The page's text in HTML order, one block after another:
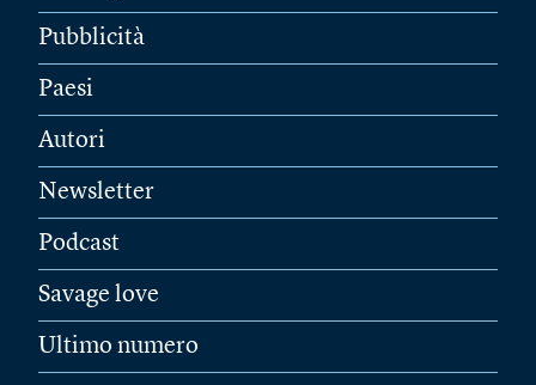
Pubblicità
Paesi
Autori
Newsletter
Podcast
Savage love
Ultimo numero